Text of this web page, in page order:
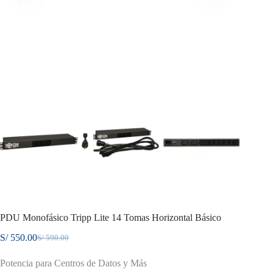
PDU Monofásico Tripp Lite 14 Tomas Horizontal Básico
S/590.00
El
original
S/550.00El
actual
Potencia para Centros de Datos y Más